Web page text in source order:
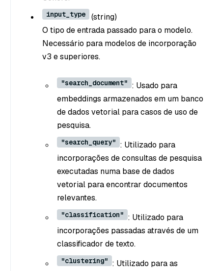
input_type (string)
O tipo de entrada passado para o modelo.
Necessário para modelos de incorporação
v3 e superiores.
"search_document" : Usado para
embeddings armazenados em um banco
de dados vetorial para casos de uso de
pesquisa.
"search_query" : Utilizado para
incorporações de consultas de pesquisa
executadas numa base de dados
vetorial para encontrar documentos
relevantes.
"classification" : Utilizado para
incorporações passadas através de um
classificador de texto.
"clustering" : Utilizado para as